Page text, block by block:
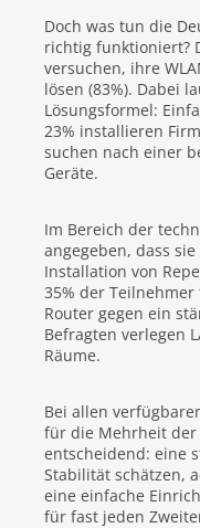
Doch was tun die
richtig funktioniert?
versuchen, ihre
lösen (83%). Dabei
Lösungsformel:
23% installieren
suchen nach einer
Geräte.
Im Bereich der
angegeben, dass
Installation von
35% der
Router gegen ein
Befragten verlegen
Räume.
Bei allen
für die Mehrheit der
entscheidend: eine
Stabilität schätzen,
eine einfache
für fast jeden